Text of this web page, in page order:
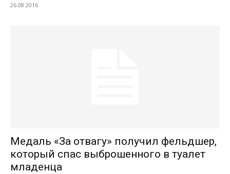
26.08.2016
Медаль «За отвагу» получил фельдшер,
который спас выброшенного в туалет
младенца